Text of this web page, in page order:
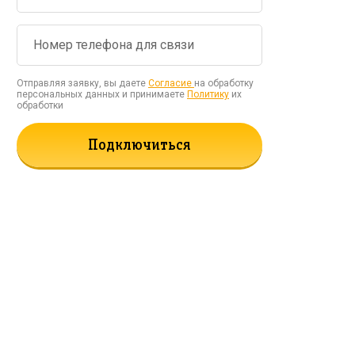
Отправляя заявку, вы даете Согласие на обработку
персональных данных и принимаете Политику их
обработки
Подключиться